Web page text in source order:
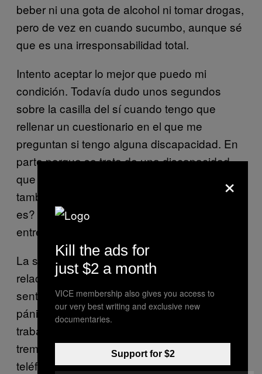
beber ni una gota de alcohol ni tomar drogas,
pero de vez en cuando sucumbo, aunque sé
que es una irresponsabilidad total.
Intento aceptar lo mejor que puedo mi
condición. Todavía dudo unos segundos
sobre la casilla del sí cuando tengo que
rellenar un cuestionario en el que me
preguntan si tengo alguna discapacidad. En
parte porque se trata de una discapacidad
que no se aprecia a simple vista, pero
también porque, ¿qué tipo de discapacidad
es? Parece estar en esa especie de limbo
entre la incapacidad mental y la física.
La salud mental y la epilepsia están
relacionadas entre sí: a veces puedo llegar a
sentir una intensa sensación de miedo o
pánico. Una vez iba en autobús de camino al
trabajo cuando de repente un miedo
tremendo se apoderó de mí. Llamé por
teléfono a mi hermana y le pregunté, «¿Tú
×
Kill the ads for
just $2 a month
VICE membership also gives you access to
our very best writing and exclusive new
documentaries.
Support for $2